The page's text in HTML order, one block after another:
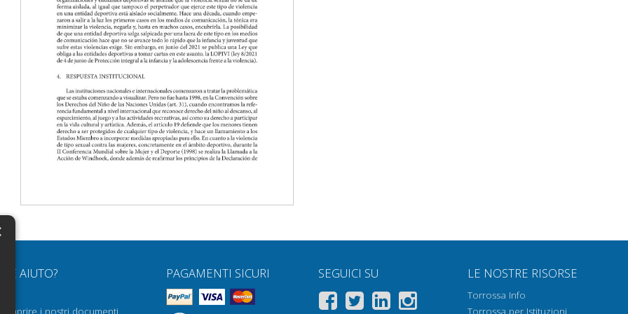
AIUTO?
aprire i nostri documenti
PAGAMENTI SICURI SEGUICI SU LE NOSTRE RISORSE
Torrossa Info
Torrossa per Istituzioni